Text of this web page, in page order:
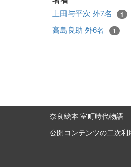
上田与平次 外7名 1
高島良助 外6名 1
奈良絵本 室町時代物語
公開コンテンツの二次利